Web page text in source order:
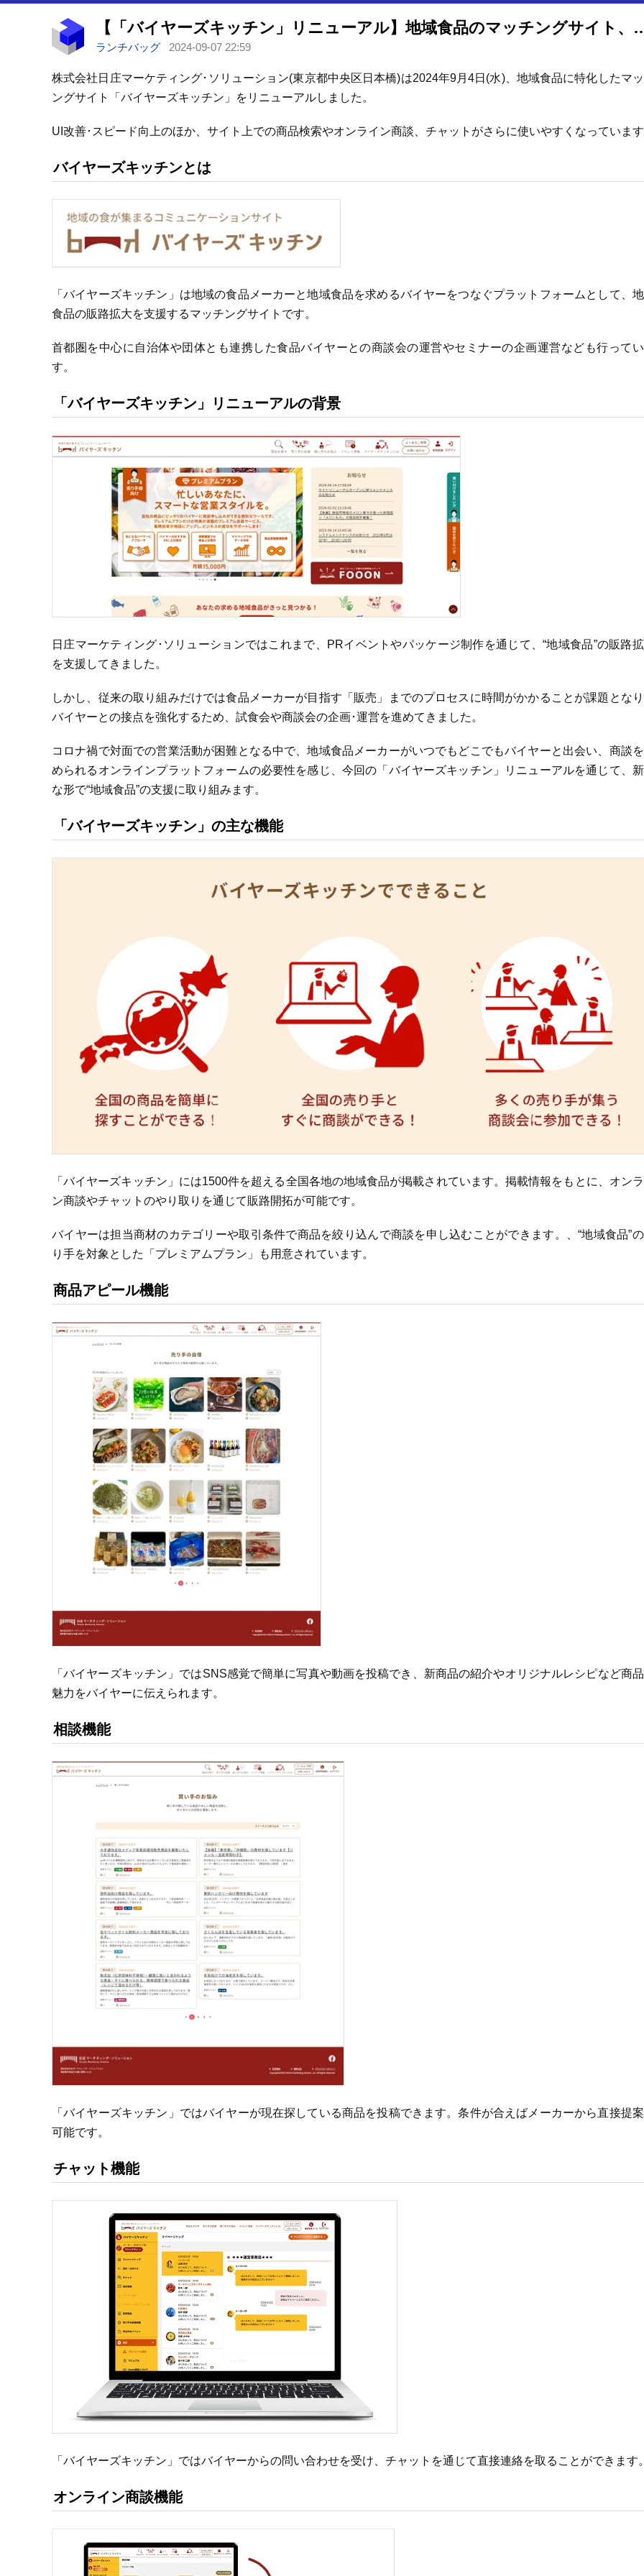
【「バイヤーズキッチン」リニューアル】地域食品
ランチバッグ 2024-09-07 22:59
株式会社日庄マーケティング･ソリューション(東京都中央区日本橋)は2024年9月4日(水)、地域食品に特化したマ
ングサイト「バイヤーズキッチン」をリニューアルしました。
UI改善･スピード向上のほか、サイト上での商品検索やオンライン商談、チャットがさらに使いやすくなっていま
バイヤーズキッチンとは
「バイヤーズキッチン」は地域の食品メーカーと地域食品を求めるバイヤーをつなぐプラットフォームとして、
食品の販路拡大を支援するマッチングサイトです。
首都圏を中心に自治体や団体とも連携した食品バイヤーとの商談会の運営やセミナーの企画運営なども行って
す。
「バイヤーズキッチン」リニューアルの背景
日庄マーケティング･ソリューションではこれまで、PRイベントやパッケージ制作を通じて、“地域食品”の販路
を支援してきました。
しかし、従来の取り組みだけでは食品メーカーが目指す「販売」までのプロセスに時間がかかることが課題とな
バイヤーとの接点を強化するため、試食会や商談会の企画･運営を進めてきました。
コロナ禍で対面での営業活動が困難となる中で、地域食品メーカーがいつでもどこでもバイヤーと出会い、商談
められるオンラインプラットフォームの必要性を感じ、今回の「バイヤーズキッチン」リニューアルを通じて、
な形で“地域食品”の支援に取り組みます。
「バイヤーズキッチン」の主な機能
「バイヤーズキッチン」には1500件を超える全国各地の地域食品が掲載されています。掲載情報をもとに、オン
ン商談やチャットのやり取りを通じて販路開拓が可能です。
バイヤーは担当商材のカテゴリーや取引条件で商品を絞り込んで商談を申し込むことができます。、“地域食品”
り手を対象とした「プレミアムプラン」も用意されています。
商品アピール機能
「バイヤーズキッチン」ではSNS感覚で簡単に写真や動画を投稿でき、新商品の紹介やオリジナルレシピなど商
魅力をバイヤーに伝えられます。
相談機能
「バイヤーズキッチン」ではバイヤーが現在探している商品を投稿できます。条件が合えばメーカーから直接提
可能です。
チャット機能
「バイヤーズキッチン」ではバイヤーからの問い合わせを受け、チャットを通じて直接連絡を取ることができます
オンライン商談機能